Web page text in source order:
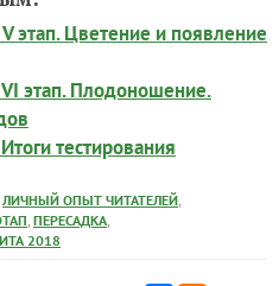
этап. Цветение и появление
этап. Плодоношение.
тестирования
ЛИЧНЫЙ ОПЫТ ЧИТАТЕЛЕЙ,
, ПЕРЕСАДКА,
2018